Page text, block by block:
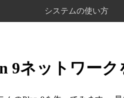
システムの使い方
9ネットワー